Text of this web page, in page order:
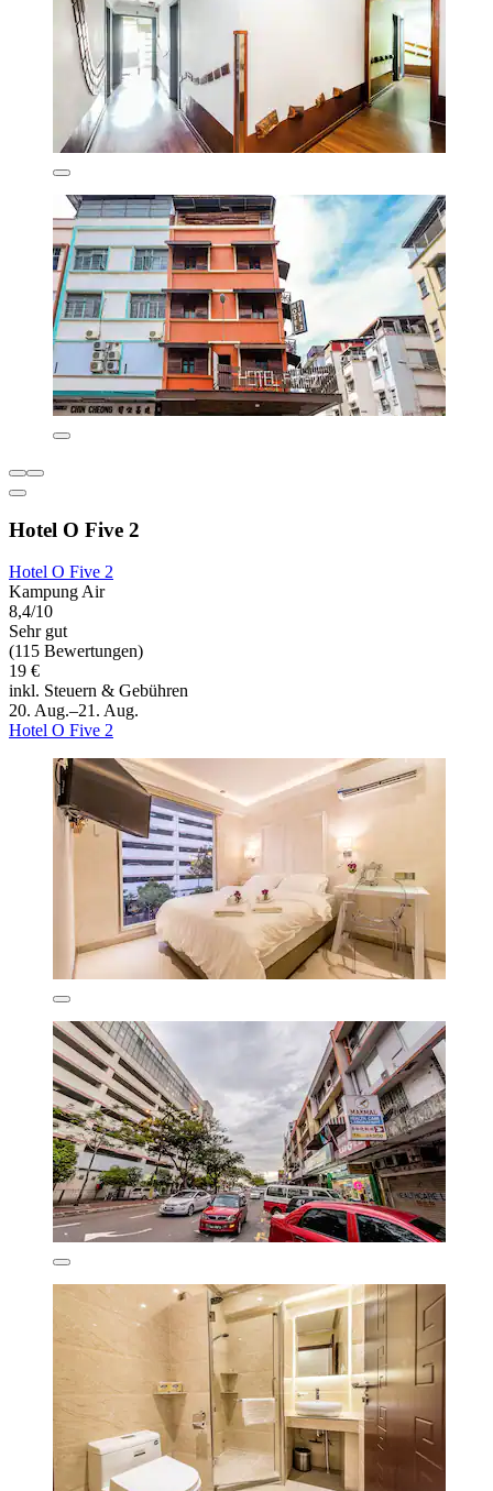
Hotel O Five 2
Hotel O Five 2
Kampung Air
8,4/10
Sehr gut
(115 Bewertungen)
19 €
inkl. Steuern & Gebühren
20. Aug.–21. Aug.
Hotel O Five 2